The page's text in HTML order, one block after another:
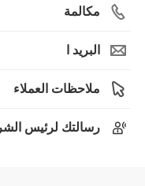
مكالمة
البريد ا
ملاحظات العملاء
رسالتك لرئيس